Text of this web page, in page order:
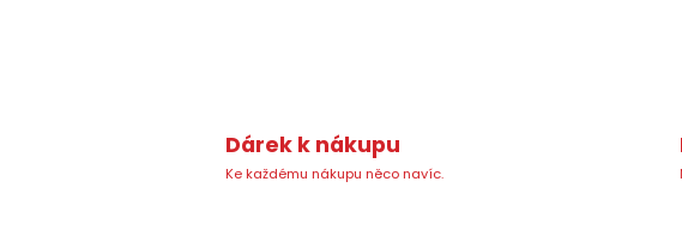
Dárek k nákupu
Ke každému nákupu něco navíc.